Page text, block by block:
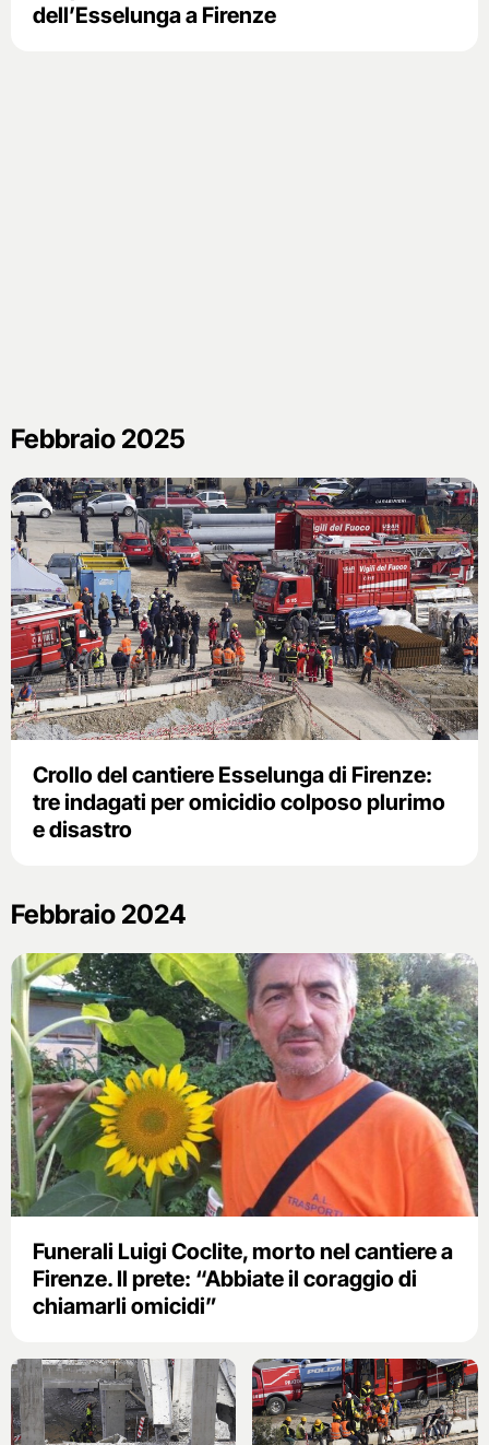
dell’Esselunga a Firenze
Febbraio 2025
Crollo del cantiere Esselunga di Firenze:
tre indagati per omicidio colposo plurimo
e disastro
Febbraio 2024
Funerali Luigi Coclite, morto nel cantiere a
Firenze. Il prete: “Abbiate il coraggio di
chiamarli omicidi”